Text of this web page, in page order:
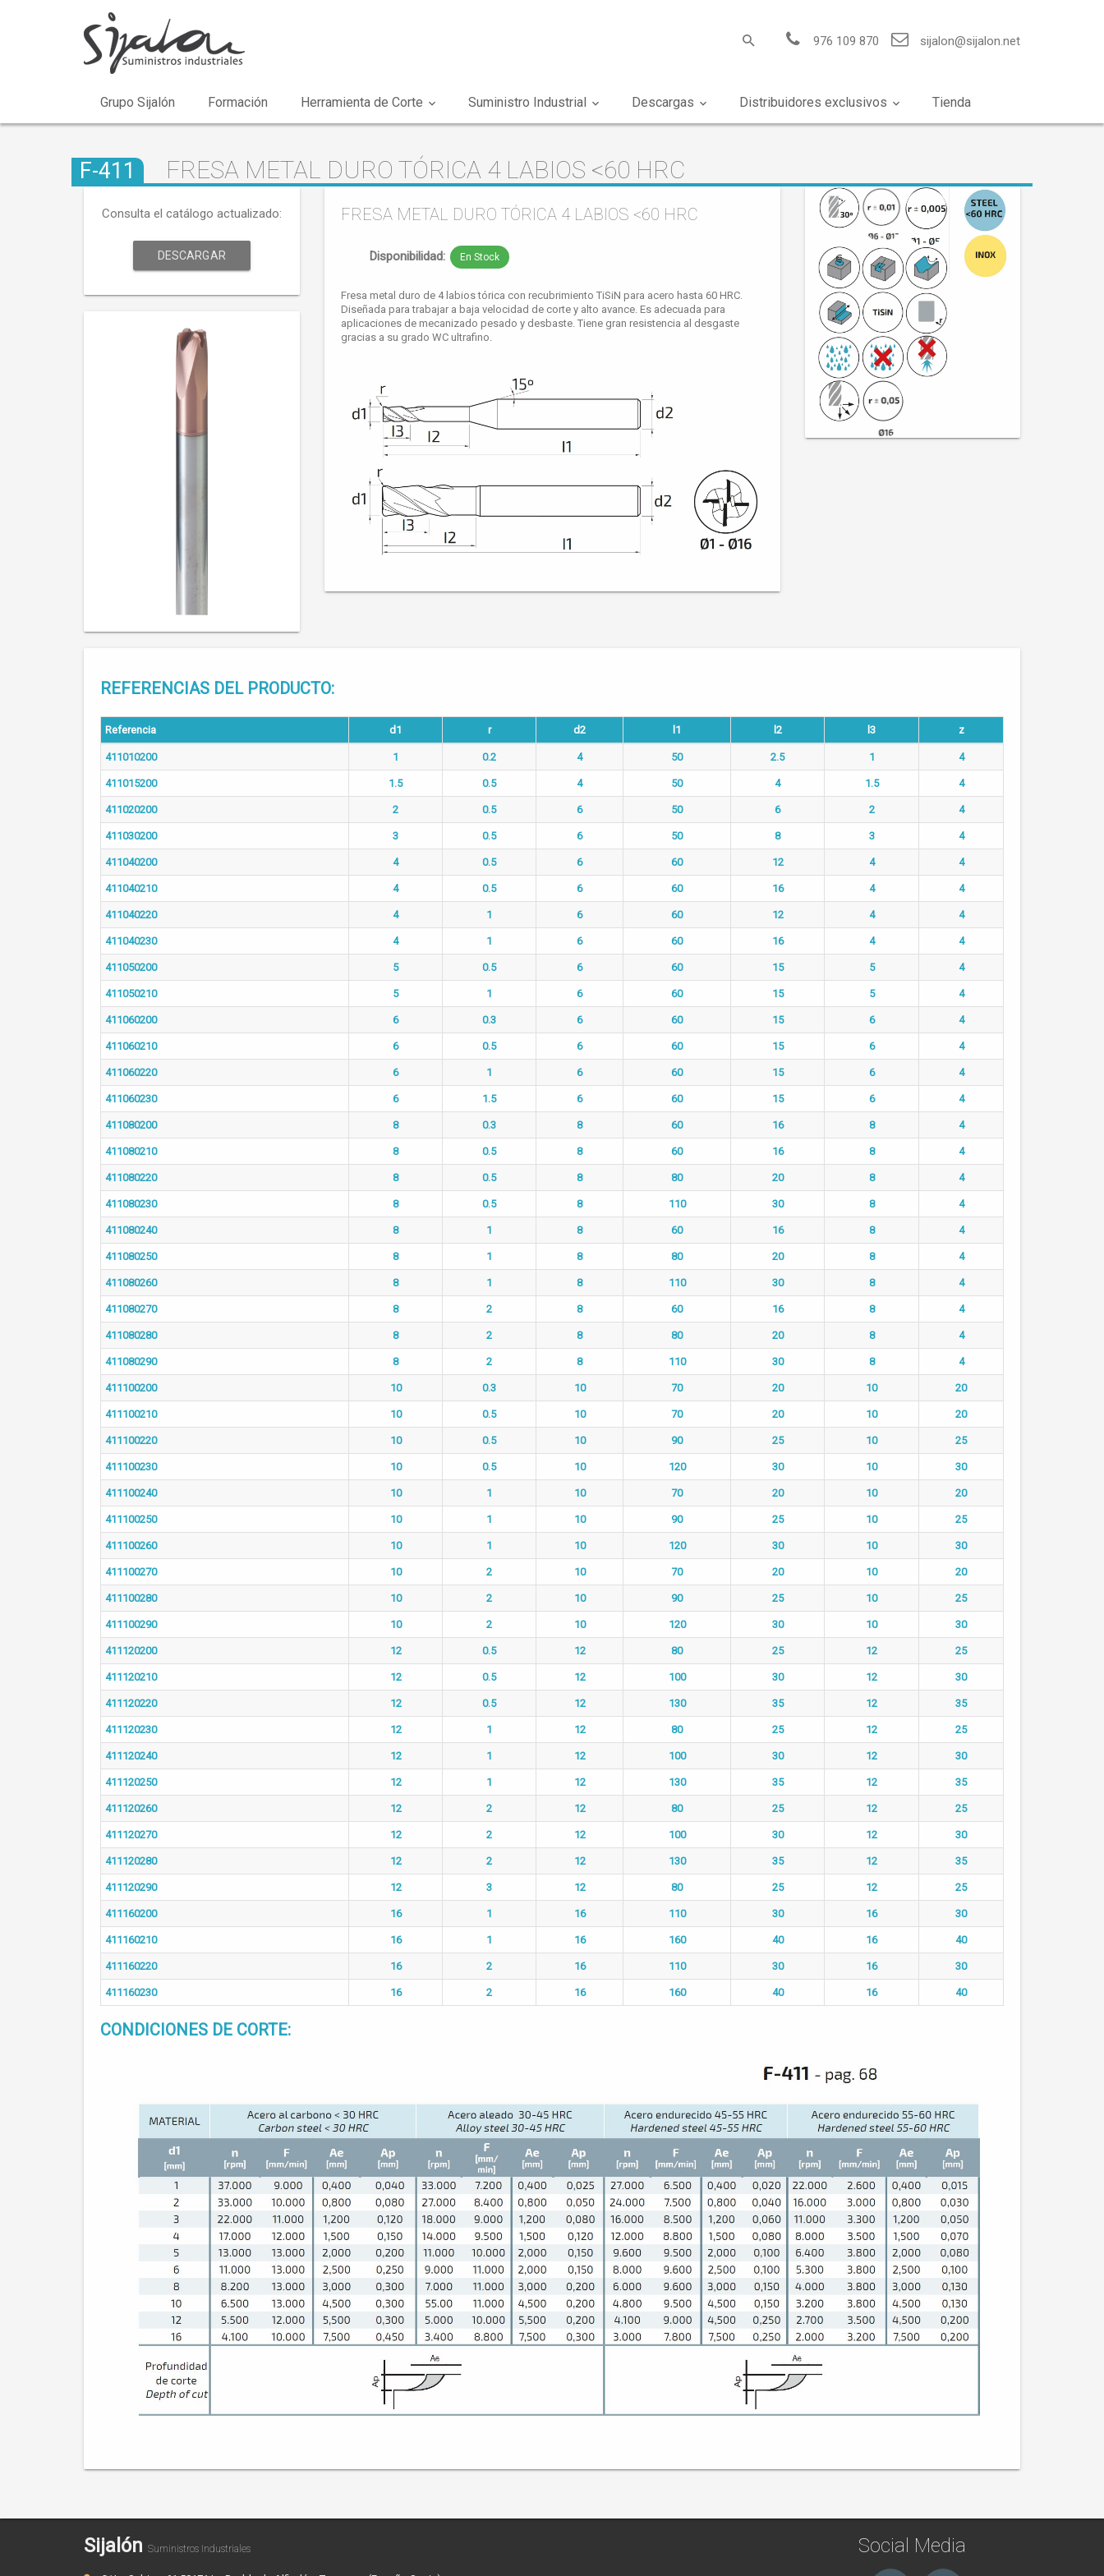
976 109 870 sijalon@sijalon.net
Grupo Sijalón Formación Herramienta de Corte Suministro Industrial Descargas Distribuidores exclusivos Tienda
F-411 FRESA METAL DURO TÓRICA 4 LABIOS <60 HRC
Consulta el catálogo actualizado:
DESCARGAR
FRESA METAL DURO TÓRICA 4 LABIOS <60 HRC
Disponibilidad: En Stock
Fresa metal duro de 4 labios tórica con recubrimiento TiSiN para acero hasta 60 HRC.
Diseñada para trabajar a baja velocidad de corte y alto avance. Es adecuada para
aplicaciones de mecanizado pesado y desbaste. Tiene gran resistencia al desgaste
gracias a su grado WC ultrafino.
REFERENCIAS DEL PRODUCTO:
Referencia d1 r d2 l1 l2 l3 z
411010200 1 0.2 4 50 2.5 1 4
411015200 1.5 0.5 4 50 4 1.5 4
411020200 2 0.5 6 50 6 2 4
411030200 3 0.5 6 50 8 3 4
411040200 4 0.5 6 60 12 4 4
411040210 4 0.5 6 60 16 4 4
411040220 4 1 6 60 12 4 4
411040230 4 1 6 60 16 4 4
411050200 5 0.5 6 60 15 5 4
411050210 5 1 6 60 15 5 4
411060200 6 0.3 6 60 15 6 4
411060210 6 0.5 6 60 15 6 4
411060220 6 1 6 60 15 6 4
411060230 6 1.5 6 60 15 6 4
411080200 8 0.3 8 60 16 8 4
411080210 8 0.5 8 60 16 8 4
411080220 8 0.5 8 80 20 8 4
411080230 8 0.5 8 110 30 8 4
411080240 8 1 8 60 16 8 4
411080250 8 1 8 80 20 8 4
411080260 8 1 8 110 30 8 4
411080270 8 2 8 60 16 8 4
411080280 8 2 8 80 20 8 4
411080290 8 2 8 110 30 8 4
411100200 10 0.3 10 70 20 10 20
411100210 10 0.5 10 70 20 10 20
411100220 10 0.5 10 90 25 10 25
411100230 10 0.5 10 120 30 10 30
411100240 10 1 10 70 20 10 20
411100250 10 1 10 90 25 10 25
411100260 10 1 10 120 30 10 30
411100270 10 2 10 70 20 10 20
411100280 10 2 10 90 25 10 25
411100290 10 2 10 120 30 10 30
411120200 12 0.5 12 80 25 12 25
411120210 12 0.5 12 100 30 12 30
411120220 12 0.5 12 130 35 12 35
411120230 12 1 12 80 25 12 25
411120240 12 1 12 100 30 12 30
411120250 12 1 12 130 35 12 35
411120260 12 2 12 80 25 12 25
411120270 12 2 12 100 30 12 30
411120280 12 2 12 130 35 12 35
411120290 12 3 12 80 25 12 25
411160200 16 1 16 110 30 16 30
411160210 16 1 16 160 40 16 40
411160220 16 2 16 110 30 16 30
411160230 16 2 16 160 40 16 40
CONDICIONES DE CORTE:
Sijalón Suministros Industriales Social Media